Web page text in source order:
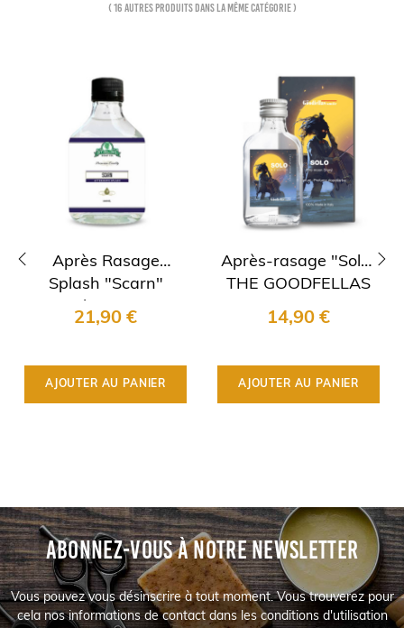
( 16 autres produits dans la même catégorie )
Après Rasage
Splash "Scarn"
Stirling Soap
Company
21,90 €
AJOUTER AU PANIER
Après-rasage "Solo"
THE GOODFELLAS
SMILE
14,90 €
AJOUTER AU PANIER
ABONNEZ-VOUS À NOTRE NEWSLETTER
Vous pouvez vous désinscrire à tout moment. Vous trouverez pour
cela nos informations de contact dans les conditions d'utilisation